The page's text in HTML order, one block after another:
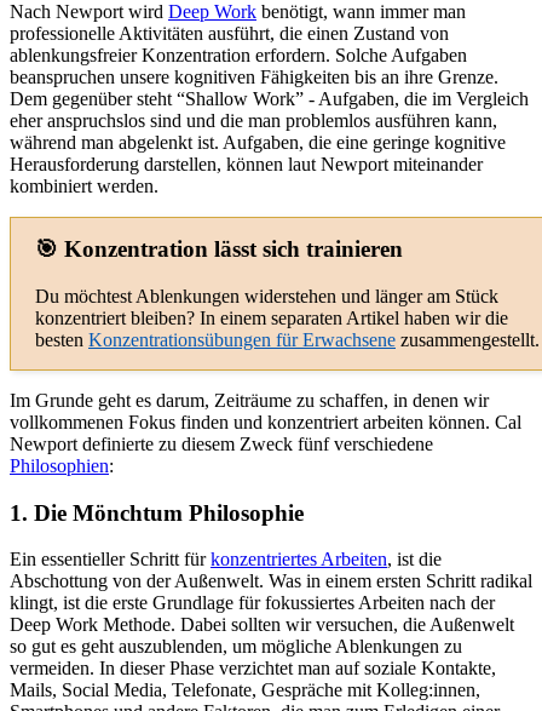
Nach Newport wird Deep Work benötigt, wann immer man
professionelle Aktivitäten ausführt, die einen Zustand von
ablenkungsfreier Konzentration erfordern. Solche Aufgaben
beanspruchen unsere kognitiven Fähigkeiten bis an ihre Grenze.
Dem gegenüber steht “Shallow Work” - Aufgaben, die im Vergleich
eher anspruchslos sind und die man problemlos ausführen kann,
während man abgelenkt ist. Aufgaben, die eine geringe kognitive
Herausforderung darstellen, können laut Newport miteinander
kombiniert werden.
🎯 Konzentration lässt sich trainieren
Du möchtest Ablenkungen widerstehen und länger am Stück
konzentriert bleiben? In einem separaten Artikel haben wir die
besten Konzentrationsübungen für Erwachsene zusammengestellt.
Im Grunde geht es darum, Zeiträume zu schaffen, in denen wir
vollkommenen Fokus finden und konzentriert arbeiten können. Cal
Newport definierte zu diesem Zweck fünf verschiedene
Philosophien:
1. Die Mönchtum Philosophie
Ein essentieller Schritt fürkonzentriertes Arbeiten, ist die
Abschottung von der Außenwelt. Was in einem ersten Schritt radikal
klingt, ist die erste Grundlage für fokussiertes Arbeiten nach der
Deep Work Methode. Dabei sollten wir versuchen, die Außenwelt
so gut es geht auszublenden, um mögliche Ablenkungen zu
vermeiden. In dieser Phase verzichtet man auf soziale Kontakte,
Mails, Social Media, Telefonate, Gespräche mit Kolleg:innen,